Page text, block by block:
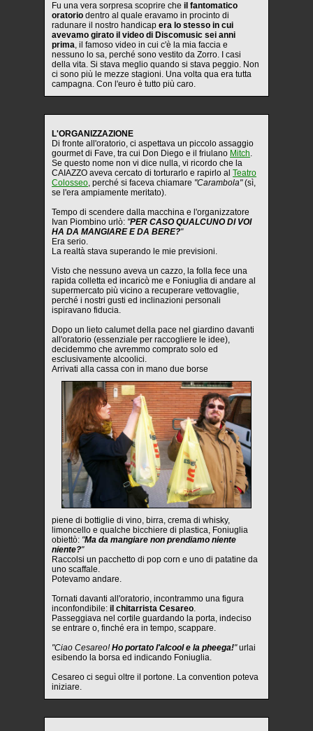
Fu una vera sorpresa scoprire che il fantomatico
oratorio dentro al quale eravamo in procinto di
radunare il nostro handicap era lo stesso in cui
avevamo girato il video di Discomusic sei anni
prima, il famoso video in cui c'è la mia faccia e
nessuno lo sa, perché sono vestito da Zorro. I casi
della vita. Si stava meglio quando si stava peggio. Non
ci sono più le mezze stagioni. Una volta qua era tutta
campagna. Con l'euro è tutto più caro.
L'ORGANIZZAZIONE
Di fronte all'oratorio, ci aspettava un piccolo assaggio
gourmet di Fave, tra cui Don Diego e il friulano Mitch.
Se questo nome non vi dice nulla, vi ricordo che la
CAIAZZO aveva cercato di torturarlo e rapirlo al Teatro
Colosseo, perché si faceva chiamare "Carambola"(sì,
se l'era ampiamente meritato).
Tempo di scendere dalla macchina e l'organizzatore
Ivan Piombino urlò: "PER CASO QUALCUNO DI VOI
HA DA MANGIARE E DA BERE?"
Era serio.
La realtà stava superando le mie previsioni.
Visto che nessuno aveva un cazzo, la folla fece una
rapida colletta ed incaricò me e Foniuglia di andare al
supermercato più vicino a recuperare vettovaglie,
perché i nostri gusti ed inclinazioni personali
ispiravano fiducia.
Dopo un lieto calumet della pace nel giardino davanti
all'oratorio (essenziale per raccogliere le idee),
decidemmo che avremmo comprato solo ed
esclusivamente alcoolici.
Arrivati alla cassa con in mano due borse
piene di bottiglie di vino, birra, crema di whisky,
limoncello e qualche bicchiere di plastica, Foniuglia
obiettò: "Ma da mangiare non prendiamo niente
niente?"
Raccolsi un pacchetto di pop corn e uno di patatine da
uno scaffale.
Potevamo andare.
Tornati davanti all'oratorio, incontrammo una figura
inconfondibile: il chitarrista Cesareo.
Passeggiava nel cortile guardando la porta, indeciso
se entrare o, finché era in tempo, scappare.
"Ciao Cesareo!Ho portato l'alcool e la pheega!"urlai
esibendo la borsa ed indicando Foniuglia.
Cesareo ci seguì oltre il portone. La convention poteva
iniziare.